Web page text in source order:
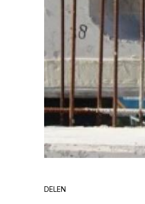
DELEN